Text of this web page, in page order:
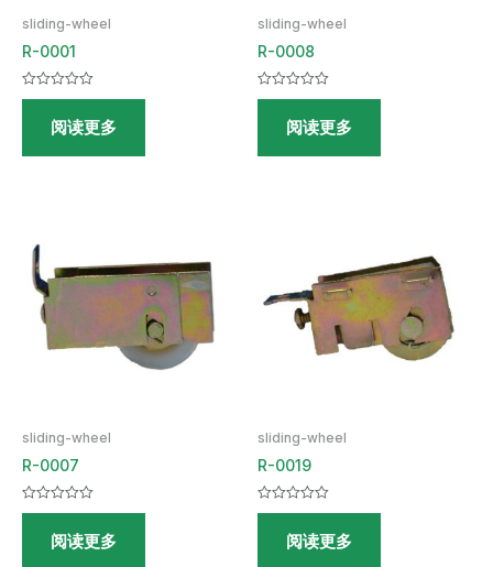
sliding-wheel
R-0001
评
&sol;阅读更多
sliding-wheel
R-0008
评
&sol;阅读更多
sliding-wheel
R-0007
评
&sol;阅读更多
sliding-wheel
R-0019
评
&sol;阅读更多